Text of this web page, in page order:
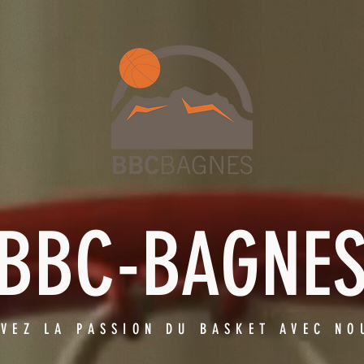
LA PASSION DU BASKET AVEC